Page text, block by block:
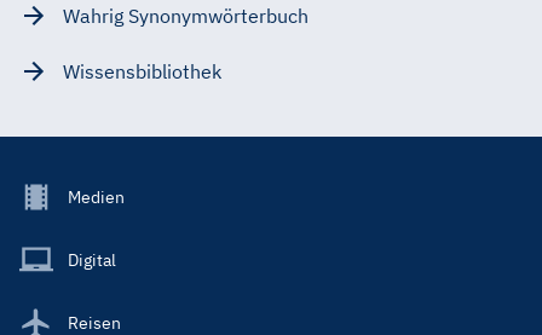
Wahrig Synonymwörterbuch
Wissensbibliothek
Footer
Main
Medien
Digital
Reisen